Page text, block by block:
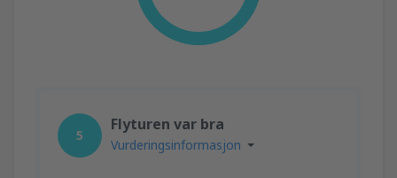
5
Flyturen var bra
Vurderingsinformasjon